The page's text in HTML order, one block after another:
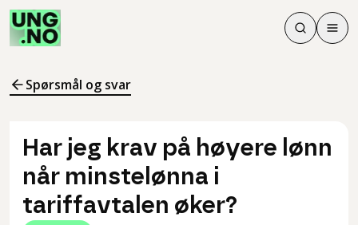
Søk
Søk
Meny
Spørsmål og svar
Har jeg krav på høyere lønn
når minstelønna i
tariffavtalen øker?